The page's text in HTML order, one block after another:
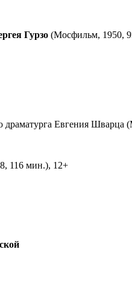
Гурзо (Мосфильм, 1950,
драматурга Евгения Шварца
116 мин.), 12+